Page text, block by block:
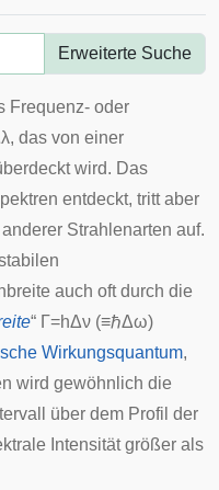
Erweiterte Suche
Frequenz- oder
λ, das von einer
wird. Das
entdeckt, tritt aber
Strahlenarten auf.
auch oft durch die
“ Γ=hΔν (≡ℏΔω)
Wirkungsquantum,
wird gewöhnlich die
über dem Profil der
Intensität größer als